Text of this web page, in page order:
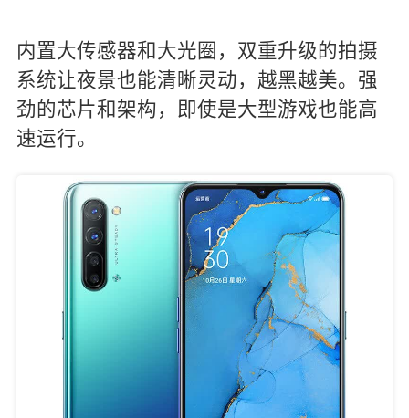
内置大传感器和大光圈，双重升级的拍摄
系统让夜景也能清晰灵动，越黑越美。强
劲的芯片和架构，即使是大型游戏也能高
速运行。